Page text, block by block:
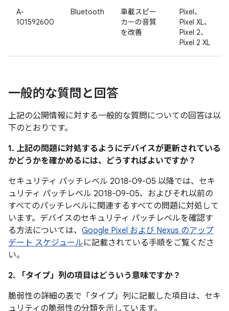
A-
101592600
Bluetooth
車載スピー
カーの音質
を改善
Pixel、
Pixel XL、
Pixel 2、
Pixel 2 XL
一般的な質問と回答
上記の公開情報に対する一般的な質問についての回答は以
下のとおりです。
1. 上記の問題に対処するようにデバイスが更新されている
かどうかを確かめるには、どうすればよいですか？
セキュリティ パッチレベル 2018-09-05 以降では、セキ
ュリティ パッチレベル 2018-09-05、およびそれ以前の
すべてのパッチレベルに関連するすべての問題に対処して
います。デバイスのセキュリティ パッチレベルを確認す
る方法については、 Google Pixel および Nexus のアップ
デート スケジュールに記載されている手順をご覧くださ
い。
2. 「タイプ」 列の項目はどういう意味ですか？
脆弱性の詳細の表で「タイプ」 列に記載した項目は、セキ
ュリティの脆弱性の分類を示しています。